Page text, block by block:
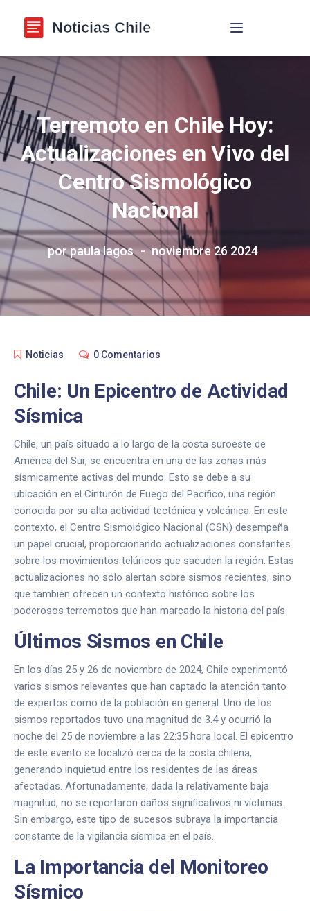
Navegación de
Terremoto en Chile Hoy:
Actualizaciones en Vivo del
Centro Sismológico
Nacional
por paula lagos noviembre 26 2024
Noticias 0 Comentarios
Chile: Un Epicentro de Actividad
Sísmica
Chile, un país situado a lo largo de la costa suroeste de
América del Sur, se encuentra en una de las zonas más
sísmicamente activas del mundo. Esto se debe a su
ubicación en el Cinturón de Fuego del Pacífico, una región
conocida por su alta actividad tectónica y volcánica. En este
contexto, el Centro Sismológico Nacional (CSN) desempeña
un papel crucial, proporcionando actualizaciones constantes
sobre los movimientos telúricos que sacuden la región. Estas
actualizaciones no solo alertan sobre sismos recientes, sino
que también ofrecen un contexto histórico sobre los
poderosos terremotos que han marcado la historia del país.
Últimos Sismos en Chile
En los días 25 y 26 de noviembre de 2024, Chile experimentó
varios sismos relevantes que han captado la atención tanto
de expertos como de la población en general. Uno de los
sismos reportados tuvo una magnitud de 3.4 y ocurrió la
noche del 25 de noviembre a las 22:35 hora local. El epicentro
de este evento se localizó cerca de la costa chilena,
generando inquietud entre los residentes de las áreas
afectadas. Afortunadamente, dada la relativamente baja
magnitud, no se reportaron daños significativos ni víctimas.
Sin embargo, este tipo de sucesos subraya la importancia
constante de la vigilancia sísmica en el país.
La Importancia del Monitoreo
Sísmico